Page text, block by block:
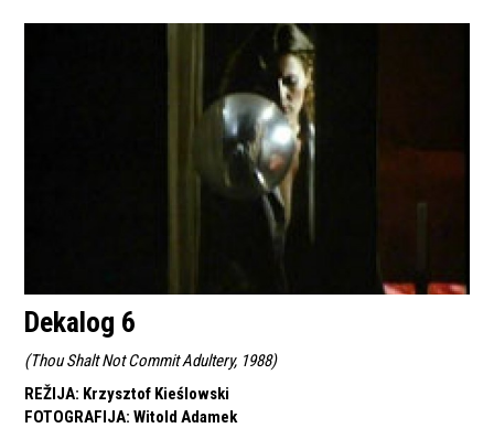
Dekalog 6
(Thou Shalt Not Commit Adultery, 1988)
REŽIJA: Krzysztof Kieślowski
FOTOGRAFIJA: Witold Adamek